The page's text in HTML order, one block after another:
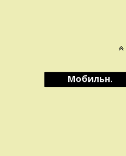
Мобильн.